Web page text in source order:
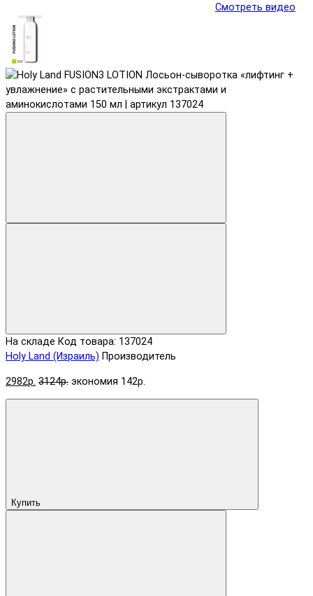
Смотреть видео
На складе Код товара: 137024
Holy Land (Израиль) Производитель
2982р. 3124р. экономия 142р.
Купить